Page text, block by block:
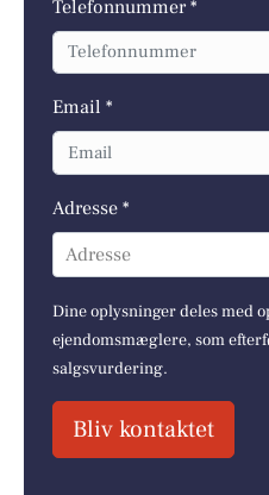
Telefonnummer *
Email *
Adresse *
Adresse
Dine oplysninger deles med
ejendomsmæglere, som
salgsvurdering.
Bliv kontaktet